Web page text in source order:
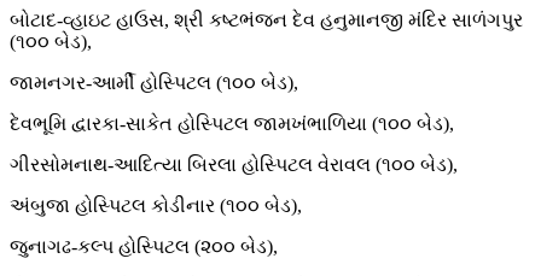
બોટાદ-વ્હાઇટ હાઉસ, શ્રી કષ્ટભંજન દેવ હનુમાનજી મંદિર સાળંગપુર
(૧૦૦ બેડ),
જામનગર-આર્મી હોસ્પિટલ (૧૦૦ બેડ),
દેવભૂમિ દ્વારકા-સાકેત હોસ્પિટલ જામખંભાળિયા (૧૦૦ બેડ),
ગીરસોમનાથ-આદિત્યા બિરલા હોસ્પિટલ વેરાવલ (૧૦૦ બેડ),
અંબુજા હોસ્પિટલ કોડીનાર (૧૦૦ બેડ),
જુનાગઢ-કલ્પ હોસ્પિટલ (૨૦૦ બેડ),